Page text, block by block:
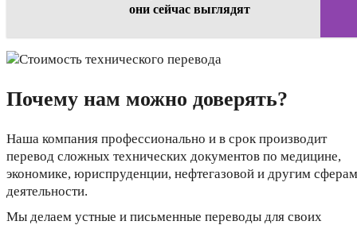
они сейчас выглядят
Почему нам можно доверять?
Наша компания профессионально и в срок производит
перевод сложных технических документов по медицине,
экономике, юриспруденции, нефтегазовой и другим сферам
деятельности.
Мы делаем устные и письменные переводы для своих